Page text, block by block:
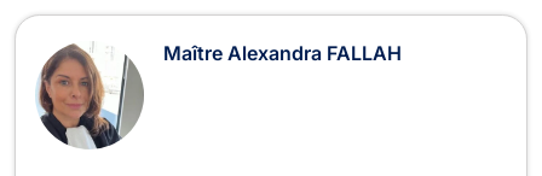
Maître Alexandra FALLAH